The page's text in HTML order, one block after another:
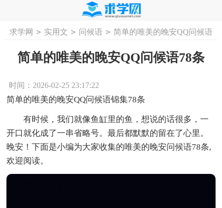
首页 工作计划 活动计划 学习计划 工
求学网 > 实用文 > 问候语 > 简单的唯美的晚安QQ问候语
简单的唯美的晚安QQ问候语78条
时间：2026-02-25 23:17:22
简单的唯美的晚安QQ问候语锦集78条
有时候，我们就像鱼缸里的鱼，想说的话很多，一
开口就化成了一串省略号。最后都默默的留在了心里。
晚安！下面是小编为大家收集的唯美的晚安问候语78条,
欢迎阅读。